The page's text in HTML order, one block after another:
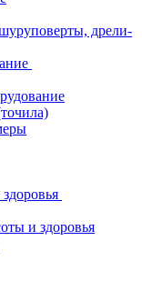
дрели-
и здоровья